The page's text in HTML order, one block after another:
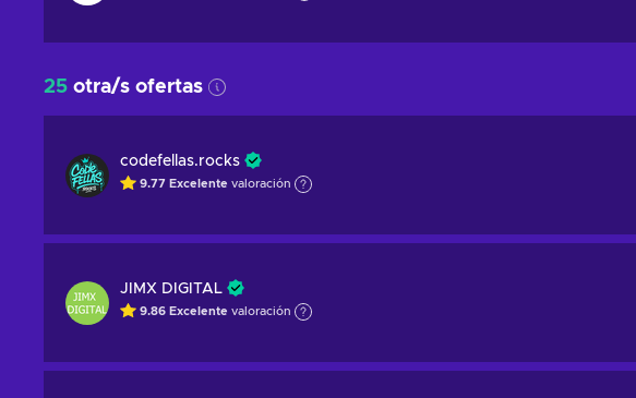
25 otra/s ofertas
codefellas.rocks
9.77 Excelente valoración
JIMX DIGITAL
9.86 Excelente valoración